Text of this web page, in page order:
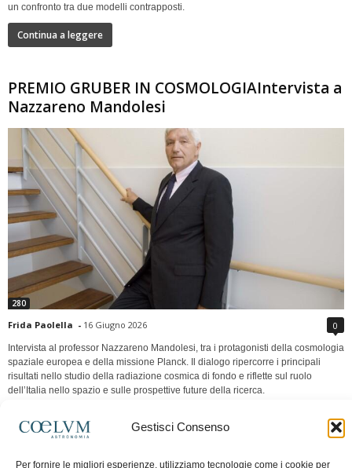
Gestisci Consenso
Per fornire le migliori esperienze, utilizziamo tecnologie come i cookie per
un confronto tra due modelli contrapposti.
Continua a leggere
PREMIO GRUBER IN COSMOLOGIAIntervista a
Nazzareno Mandolesi
280
Frida Paolella - 16 Giugno 2026 0
Intervista al professor Nazzareno Mandolesi, tra i protagonisti della cosmologia
spaziale europea e della missione Planck. Il dialogo ripercorre i principali
risultati nello studio della radiazione cosmica di fondo e riflette sul ruolo
dell’Italia nello spazio e sulle prospettive future della ricerca.
Continua a leggere